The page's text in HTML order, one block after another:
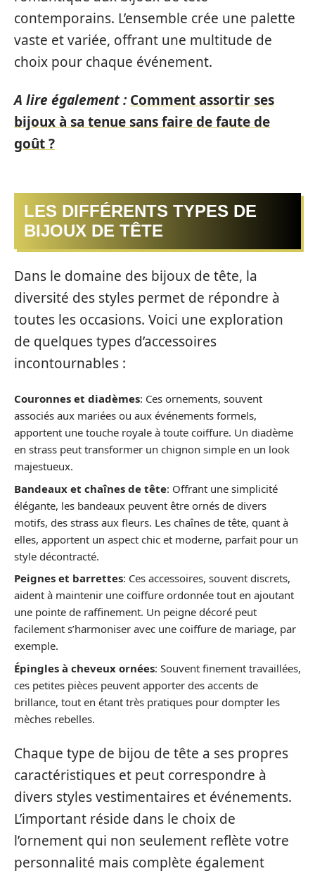
contemporains. L’ensemble crée une palette
vaste et variée, offrant une multitude de
choix pour chaque événement.
A lire également : Comment assortir ses
bijoux à sa tenue sans faire de faute de
goût ?
LES DIFFÉRENTS TYPES DE
BIJOUX DE TÊTE
Dans le domaine des bijoux de tête, la
diversité des styles permet de répondre à
toutes les occasions. Voici une exploration
de quelques types d’accessoires
incontournables :
Couronnes et diadèmes: Ces ornements, souvent
associés aux mariées ou aux événements formels,
apportent une touche royale à toute coiffure. Un diadème
en strass peut transformer un chignon simple en un look
majestueux.
Bandeaux et chaînes de tête: Offrant une simplicité
élégante, les bandeaux peuvent être ornés de divers
motifs, des strass aux fleurs. Les chaînes de tête, quant à
elles, apportent un aspect chic et moderne, parfait pour un
style décontracté.
Peignes et barrettes: Ces accessoires, souvent discrets,
aident à maintenir une coiffure ordonnée tout en ajoutant
une pointe de raffinement. Un peigne décoré peut
facilement s’harmoniser avec une coiffure de mariage, par
exemple.
Épingles à cheveux ornées: Souvent finement travaillées,
ces petites pièces peuvent apporter des accents de
brillance, tout en étant très pratiques pour dompter les
mèches rebelles.
Chaque type de bijou de tête a ses propres
caractéristiques et peut correspondre à
divers styles vestimentaires et événements.
L’important réside dans le choix de
l’ornement qui non seulement reflète votre
personnalité mais complète également